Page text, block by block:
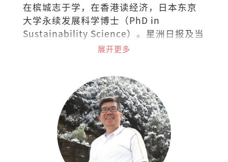
在槟城志于学，在香港读经济，日本东京
大学永续发展科学博士（PhD in
Sustainability Science）。星洲日报及当
今大马《学说经济》专栏作者、《毅论环
展开更多